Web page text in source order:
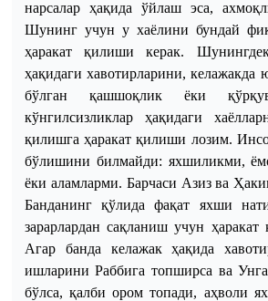
нарсалар ҳақида ўйлаш эса,
Шунинг учун у хаёлини бундай
ҳаракат қилиши керак.
ҳақидаги хавотирларини,
бўлган қашшоқлик ёки
кўнгилсизликлар ҳақидаги
қилишга ҳаракат қилиши лозим.
бўлишини билмайди: яхшиликми,
ёки аламларми. Барчаси Азиз ва
Банданинг қўлида фақат яхши
зарарлардан сақланиш учун
Агар банда келажак ҳақида
ишларини Раббига топширса ва
бўлса, қалби ором топади, аҳволи